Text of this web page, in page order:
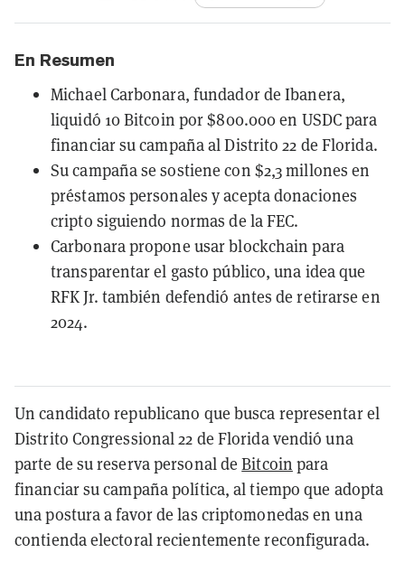
En Resumen
Michael Carbonara, fundador de Ibanera,
liquidó 10 Bitcoin por $800.000 en USDC para
financiar su campaña al Distrito 22 de Florida.
Su campaña se sostiene con $2,3 millones en
préstamos personales y acepta donaciones
cripto siguiendo normas de la FEC.
Carbonara propone usar blockchain para
transparentar el gasto público, una idea que
RFK Jr. también defendió antes de retirarse en
2024.
Un candidato republicano que busca representar el
Distrito Congressional 22 de Florida vendió una
parte de su reserva personal deBitcoin para
financiar su campaña política, al tiempo que adopta
una postura a favor de las criptomonedas en una
contienda electoral recientemente reconfigurada.